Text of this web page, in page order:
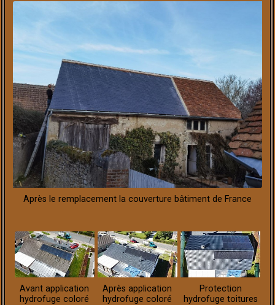
Après le remplacement la couverture bâtiment de France
Avant application
hydrofuge coloré
Après application
hydrofuge coloré
Protection
hydrofuge toitures